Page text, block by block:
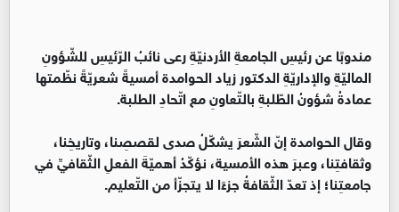
مندوبًا عن رئيسِ الجامعةِ الأردنيّةِ رعى نائبُ الرّئيسِ للشّؤونِ
الماليّةِ والإداريّةِ الدكتور زياد الحوامدة أمسيةً شعريّةً نظّمتها
عمادةُ شؤونُ الطّلبةِ بالتّعاونِ مع اتّحادِ الطلبة.
وقال الحوامدة إنّ الشّعرَ يشكّلُ صدى لقصصِنا، وتاريخِنا،
وثقافتِنا، وعبرَ هذه الأمسية، نؤكّدُ أهميّةَ الفعلِ الثّقافيِّ في
جامعتِنا؛ إذ تعدّ الثّقافةُ جزءًا لا يتجزّأ من التّعليم.